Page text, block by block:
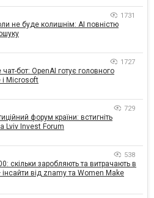
1731
не буде колишнім: AI повністю
1727
бот: OpenAI готує головного
і Microsoft
729
форум країни: встигніть
Lviv Invest Forum
538
скільки заробляють та витрачають в
інсайти від znamy та Women Make